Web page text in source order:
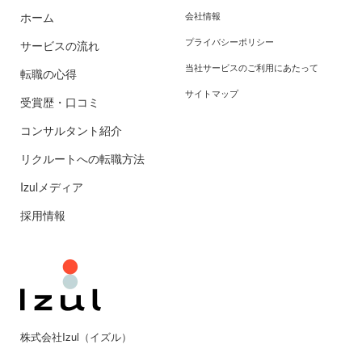
株式会社Izul（イズル）
ホーム
サービスの流れ
転職の心得
受賞歴・口コミ
コンサルタント紹介
リクルートへの転職方法
Izulメディア
採用情報
会社情報
プライバシーポリシー
当社サービスのご利用にあたって
サイトマップ